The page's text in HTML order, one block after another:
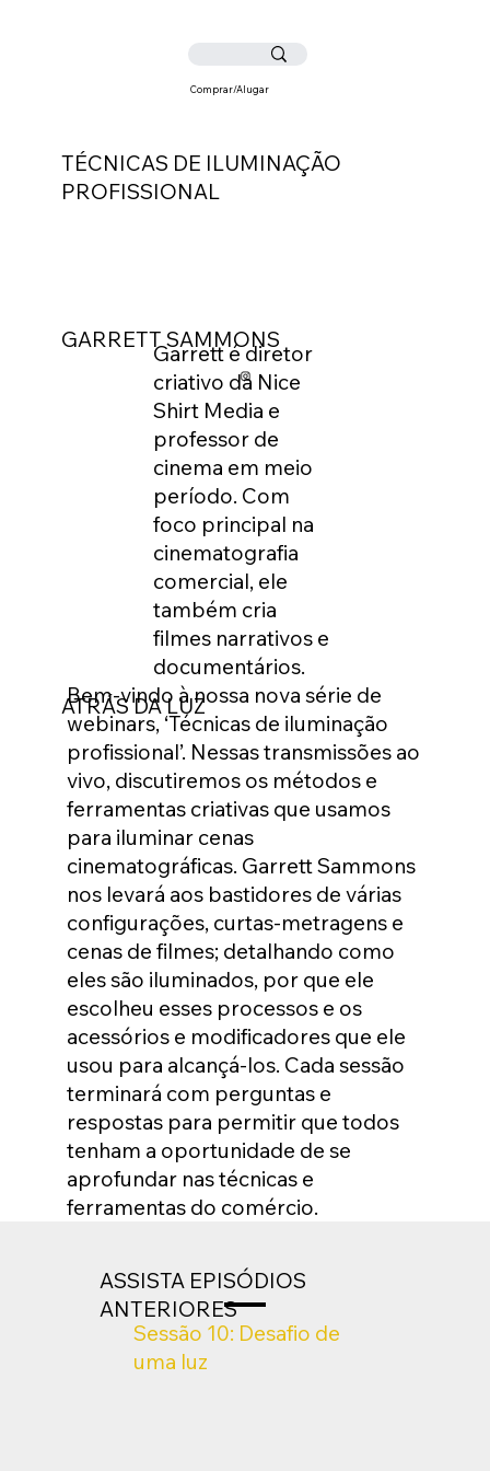
Comprar/Alugar
TÉCNICAS DE ILUMINAÇÃO
PROFISSIONAL
Garrett é diretor
criativo da Nice
Shirt Media e
professor de
cinema em meio
período. Com
foco principal na
cinematografia
comercial, ele
também cria
filmes narrativos e
documentários.
GARRETT SAMMONS
Bem-vindo à nossa nova série de
webinars, ‘Técnicas de iluminação
profissional’. Nessas transmissões ao
vivo, discutiremos os métodos e
ferramentas criativas que usamos
para iluminar cenas
cinematográficas. Garrett Sammons
nos levará aos bastidores de várias
configurações, curtas-metragens e
cenas de filmes; detalhando como
eles são iluminados, por que ele
escolheu esses processos e os
acessórios e modificadores que ele
usou para alcançá-los. Cada sessão
terminará com perguntas e
respostas para permitir que todos
tenham a oportunidade de se
aprofundar nas técnicas e
ferramentas do comércio.
ATRÁS DA LUZ
ASSISTA EPISÓDIOS
ANTERIORES
Sessão 10: Desafio de
uma luz